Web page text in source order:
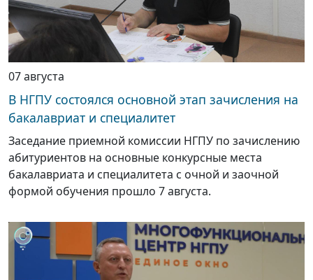
07 августа
В НГПУ состоялся основной этап зачисления на
бакалавриат и специалитет
Заседание приемной комиссии НГПУ по зачислению
абитуриентов на основные конкурсные места
бакалавриата и специалитета с очной и заочной
формой обучения прошло 7 августа.